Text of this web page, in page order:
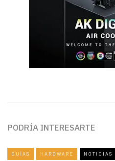
PODRÍA INTERESARTE
GUÍAS HARDWARE NOTICIAS